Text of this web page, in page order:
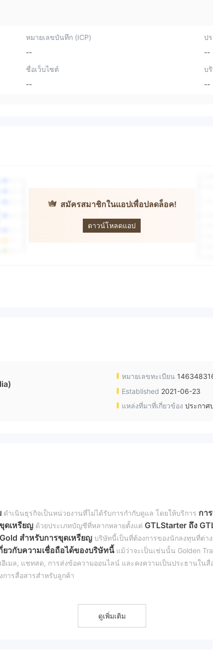
หมายเลขบันทึก (ICP)
--
ป
--
ชื่อเว็บไซต์
--
บ
--
สมัครสมาชิกในแอปเพื่อปลดล็อค!
ดาวน์โหลดแอป
หมายเลขทะเบียน
Established 2021-06-23
แหล่งที่มาที่เกี่ยวข้อง ประกาศ
ดำเนินธุรกิจเป็นหน่วยงานที่ไม่ได้รับการกำกับดูแล โดยให้บริการ กา
ดเหรียญ ด้วยประเภทบัญชีที่หลากหลายตั้งแต่ GTLStarter ถึง
สำหรับการขุดเหรียญ บริษัทนี้เป็นที่ต้องการของนักลงทุนที่ต่า
ยวกับความเชื่อถือได้ของบริษัทนี้แม้ว่าจะเป็นเช่นนั้น Golden
เมล, แชทสด, การส่งข้อความออนไลน์ และคงความเป็นประธานในสื่
การสื่อสารสำหรับลูกค้า
ซึ่งอาจเป็นอันตรายต่อนักลงทุนเนื่องจากขาดการตรว
นการวิจัยอย่างละเอียดก่อนที่จะมีส่วนร่วมกับหน่วยงานที่ไม่ได้รับการ
ดูเพิ่มเติม